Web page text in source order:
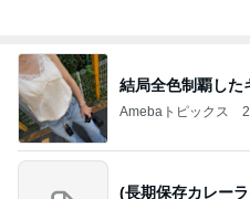
2026/07/27(K) 4本